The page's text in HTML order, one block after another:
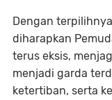
Dengan
diharapkan
terus eksis,
menjadi garda
ketertiban, serta